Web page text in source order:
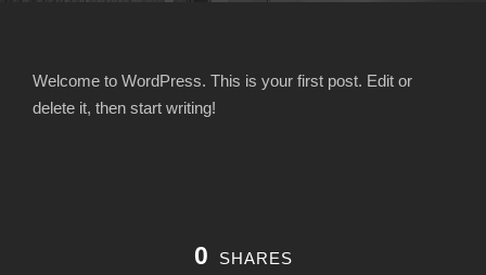
Welcome to WordPress. This is your first post. Edit or
delete it, then start writing!
0 SHARES